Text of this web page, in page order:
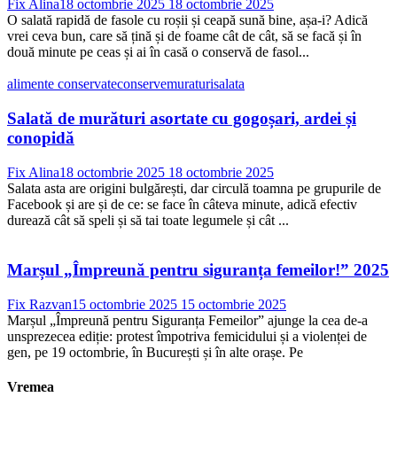
Fix Alina18 octombrie 2025 18 octombrie 2025
O salată rapidă de fasole cu roșii și ceapă sună bine, așa-i? Adică
vrei ceva bun, care să țină și de foame cât de cât, să se facă și în
două minute pe ceas și ai în casă o conservă de fasol...
alimente conservateconservemuraturisalata
Salată de murături asortate cu gogoșari, ardei și
conopidă
Fix Alina18 octombrie 2025 18 octombrie 2025
Salata asta are origini bulgărești, dar circulă toamna pe grupurile de
Facebook și are și de ce: se face în câteva minute, adică efectiv
durează cât să speli și să tai toate legumele și cât ...
Marșul „Împreună pentru siguranța femeilor!” 2025
Fix Razvan15 octombrie 2025 15 octombrie 2025
Marșul „Împreună pentru Siguranța Femeilor” ajunge la cea de-a
unsprezecea ediție: protest împotriva femicidului și a violenței de
gen, pe 19 octombrie, în București și în alte orașe. Pe
Vremea